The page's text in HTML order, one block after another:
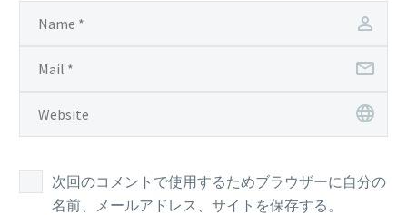
次回のコメントで使用するためブラウザーに自分の
名前、メールアドレス、サイトを保存する。